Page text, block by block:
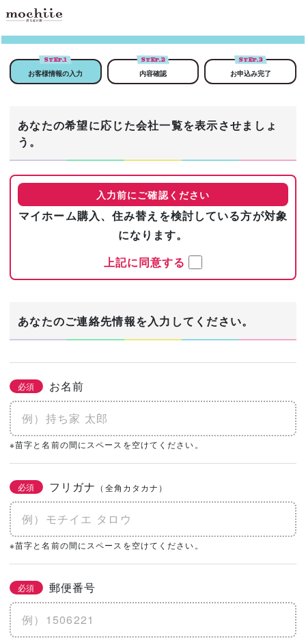
STEP.1
お客様情報の入力
STEP.2
内容確認
STEP.3
お申込み完了
あなたの希望に応じた会社一覧を表示させましょ
う。
入力前にご確認ください
マイホーム購入、住み替えを検討している方が対象
になります。
上記に同意する
必須 あなたの生年月日
必須 土地の有無
なし あり 購入予定がある
0㎡
あなたのご連絡先情報を入力してください。
必須 お名前
※苗字と名前の間にスペースを空けてください。
必須 フリガナ （全角カタカナ）
※苗字と名前の間にスペースを空けてください。
必須 郵便番号